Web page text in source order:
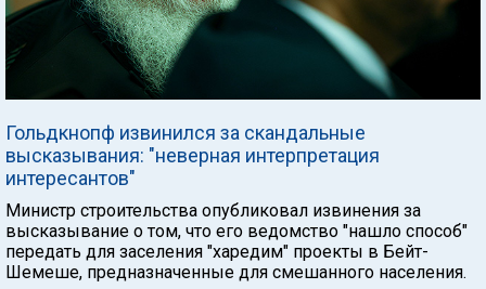
Гольдкнопф извинился за скандальные
высказывания: "неверная интерпретация
интересантов"
Министр строительства опубликовал извинения за
высказывание о том, что его ведомство "нашло способ"
передать для заселения "харедим" проекты в Бейт-
Шемеше, предназначенные для смешанного населения.